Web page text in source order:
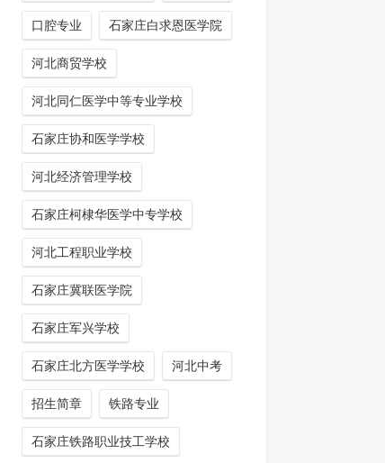
口腔专业 石家庄白求恩医学院
河北商贸学校
河北同仁医学中等专业学校
石家庄协和医学学校
河北经济管理学校
石家庄柯棣华医学中专学校
河北工程职业学校
石家庄冀联医学院
石家庄军兴学校
石家庄北方医学学校 河北中考
招生简章 铁路专业
石家庄铁路职业技工学校